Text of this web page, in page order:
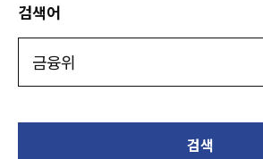
검색어
검색